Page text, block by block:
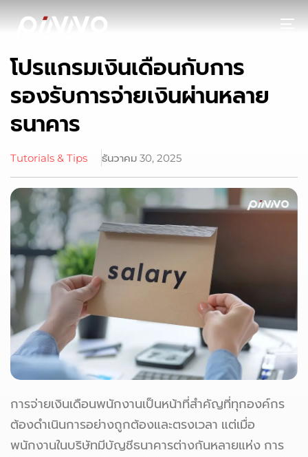
โปรแกรมเงินเดือนกับการ
รองรับการจ่ายเงินผ่านหลาย
ธนาคาร
Tutorials & Tips ธันวาคม 30, 2025
การจ่ายเงินเดือนพนักงานเป็นหน้าที่สำคัญที่ทุกองค์กร
ต้องดำเนินการอย่างถูกต้องและตรงเวลา แต่เมื่อ
พนักงานในบริษัทมีบัญชีธนาคารต่างกันหลายแห่ง การ